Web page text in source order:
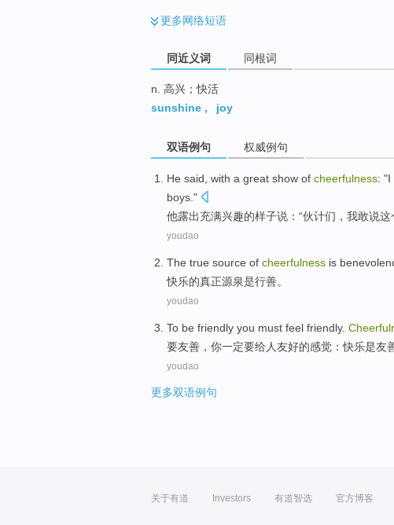
更多网络短语
同近义词 同根词
n. 高兴；快活
sunshine , joy
双语例句 权威例句
He said , with a great show of cheerfulness: "I
boys ."
他露出充满兴趣的样子说 ：“伙计们， 我敢说这
youdao
The true source of cheerfulness is
快乐的真正源泉是行善。
youdao
To be friendly you must feel friendly.
要友善 ， 你一定要给人友好的感觉 ：快乐是友
youdao
更多双语例句
关于有道 Investors 有道智选 官方博客